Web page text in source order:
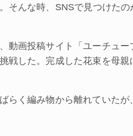
そんな時、SNSで見つけた
動画投稿サイト「ユーチュー
戦した。完成した花束を母親
らく編み物から離れていたが